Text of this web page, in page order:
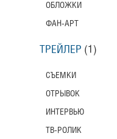
ОБЛОЖКИ
ФАН-АРТ
ТРЕЙЛЕР (1)
СЪЕМКИ
ОТРЫВОК
ИНТЕРВЬЮ
ТВ-РОЛИК